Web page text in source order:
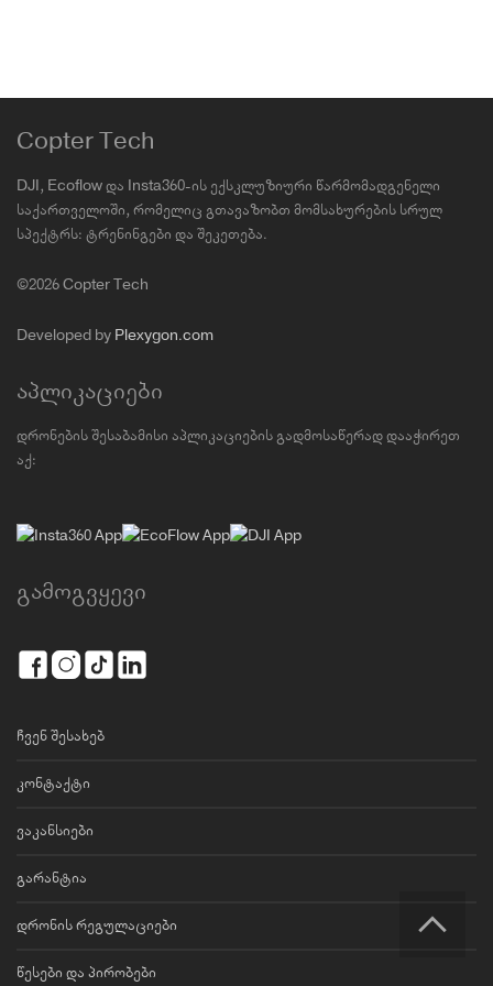
Copter Tech
DJI, Ecoflow და Insta360-ის ექსკლუზიური წარმომადგენელი
საქართველოში, რომელიც გთავაზობთ მომსახურების სრულ
სპექტრს: ტრენინგები და შეკეთება.
©2026 Copter Tech
Developed by Plexygon.com
აპლიკაციები
დრონების შესაბამისი აპლიკაციების გადმოსაწერად დააჭირეთ
აქ:
გამოგვყევი
ჩვენ შესახებ
კონტაქტი
ვაკანსიები
გარანტია
დრონის რეგულაციები
წესები და პირობები